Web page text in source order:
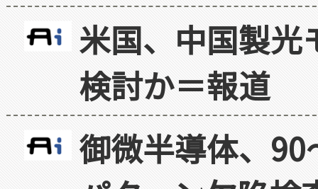
米国、中国製光
検討か＝報道
御微半導体、